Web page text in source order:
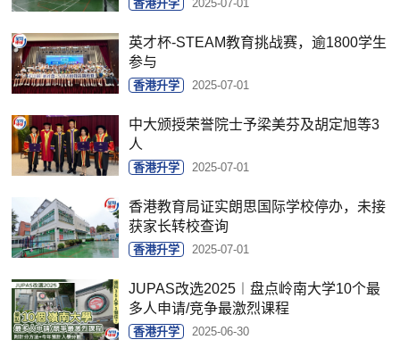
香港升学 2025-07-01
英才杯-STEAM教育挑战赛，逾1800学生
参与
香港升学 2025-07-01
中大颁授荣誉院士予梁美芬及胡定旭等3
人
香港升学 2025-07-01
香港教育局证实朗思国际学校停办，未接
获家长转校查询
香港升学 2025-07-01
JUPAS改选2025︱盘点岭南大学10个最
多人申请/竞争最激烈课程
香港升学 2025-06-30